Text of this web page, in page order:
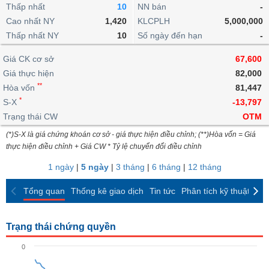
lỗ
dịch
nội
Niên
giám
Tài
liệu
cổ
Định
giá
ngoài
doanh
Top
cổ
phiếu
ngành
giao
dịch
dịch
Chứng
quyền
quan
Thống
giao
dịch
Thống
giao
dịch
Tin
tức
Phân
tích
kỹ
thuật
trực
tuyến
Bộ
lọc
cổ
So
sánh
Báo
cáo
Vĩ
mô
lai
Chứng
quyền
Trái
phiếu
IR
Awards
tạo
Dịch
vụ
Thấp nhất
10
Cao nhất NY
1,420
Thấp nhất NY
10
NN bán
-
KLCPLH
5,000,000
Số ngày đến hạn
-
Giá CK cơ sở
67,600
Giá thực hiện
82,000
Hòa vốn **
81,447
S-X *
-13,797
Trạng thái CW
OTM
(*)S-X là giá chứng khoán cơ sở - giá thực hiện điều chỉnh; (**)Hòa vốn = Giá
thực hiện điều chỉnh + Giá CW * Tỷ lệ chuyển đổi điều chỉnh
1 ngày| 5 ngày| 3 tháng | 6 tháng | 12 tháng
Tổng quan Thống kê giao dịch Tin tức Phân tích kỹ thuật
Trạng thái chứng quyền
0
BẤT
ĐỘNG
SẢN
TÀI
CHÍNH
HÀNG
KINH
GIỚI